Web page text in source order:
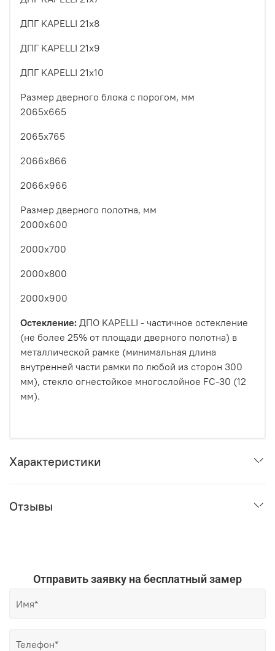
ДПГ KAPELLI 21x8
ДПГ KAPELLI 21x9
ДПГ KAPELLI 21x10
Размер дверного блока с порогом, мм
2065x665
2065x765
2066x866
2066x966
Размер дверного полотна, мм
2000x600
2000х700
2000x800
2000x900
Остекление: ДПО KAPELLI - частичное остекление
(не более 25% от площади дверного полотна) в
металлической рамке (минимальная длина
внутренней части рамки по любой из сторон 300
мм), стекло огнестойкое многослойное FC-30 (12
мм).
Характеристики
Отзывы
Отправить заявку на бесплатный замер